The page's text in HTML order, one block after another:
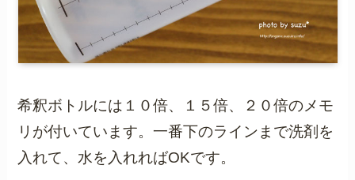
希釈ボトルには１０倍、１５倍、２０倍のメモ
リが付いています。一番下のラインまで洗剤を
入れて、水を入れればOKです。